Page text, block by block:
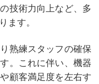
技術力向上など、多
ます。
熟練スタッフの確保
。これに伴い、機器
顧客満足度を左右す